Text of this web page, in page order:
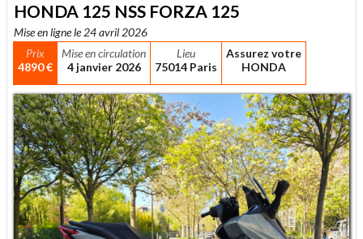
HONDA 125 NSS FORZA 125
Mise en ligne le 24 avril 2026
Prix
4890 €
Mise en circulation
4 janvier 2026
Lieu
75014 Paris
Assurez votre
HONDA